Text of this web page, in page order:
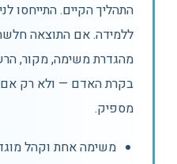
התהליך הקיים. התייחסו
ללמידה. אם התוצאה
מהגדרת משימה, מקור,
בקרת האדם — ולא רק אם
מספיק.
משימה אחת וקהל